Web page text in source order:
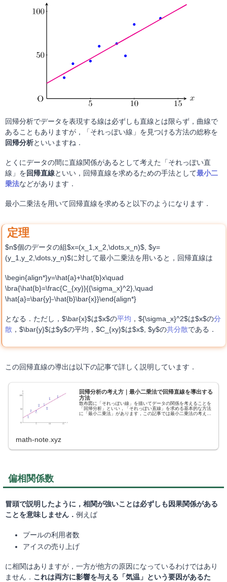
回帰分析でデータを表現する線は必ずしも直線とは限らず，曲線で
あることもありますが，「それっぽい線」を見つける方法の総称を
回帰分析といいますね．
とくにデータの間に直線関係があるとして考えた「それっぽい直
線」を回帰直線といい，回帰直線を求めるための手法として最小二
乗法などがあります．
最小二乗法を用いて回帰直線を求めると以下のようになります．
$n$個のデータの組$x=(x_1,x_2,\dots,x_n)$, $y=
(y_1,y_2,\dots,y_n)$に対して最小二乗法を用いると，回帰直線は
\begin{align*}y=\hat{a}+\hat{b}x\quad
\bra{\hat{b}=\frac{C_{xy}}{{\sigma_x}^2},\quad
\hat{a}=\bar{y}-\hat{b}\bar{x}}\end{align*}
となる．ただし，$\bar{x}$は$x$の平均 ，${\sigma_x}^2$は$x$の分
散 ，$\bar{y}$は$y$の平均，$C_{xy}$は$x$, $y$の共分散である．
この回帰直線の導出は以下の記事で詳しく説明しています．
回帰分析の考え方｜最小二乗法で回帰直線を導出する
方法
散布図に「それっぽい線」を描いてデータの関係を考えることを
「回帰分析」といい，「それっぽい直線」を求める基本的な方法
に「最小二乗法」があります，この記事では最小二乗法の考え方
math-note.xyz
偏相関係数
冒頭で説明したように，相関が強いことは必ずしも因果関係がある
ことを意味しません． 例えば
プールの利用者数
アイスの売り上げ
に相関はありますが，一方が他方の原因になっているわけではあり
ません． これは両方に影響を与える「気温」という要因があるた